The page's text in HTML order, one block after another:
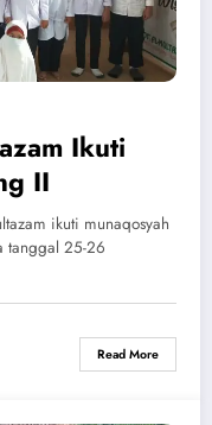
Ikuti
II
ikuti munaqosyah
tanggal 25-26
Read More